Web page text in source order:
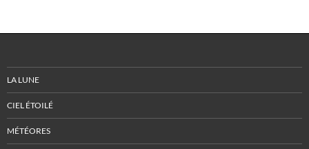
LA LUNE
CIEL ÉTOILÉ
MÉTÉORES